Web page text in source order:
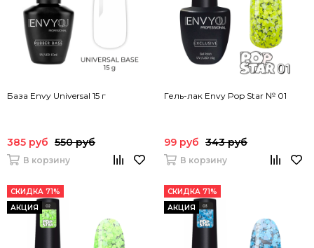
База Envy Universal 15 г
385 руб 550 руб
В корзину
Гель-лак Envy Pop Star № 01
99 руб 343 руб
В корзину
СКИДКА 71%
АКЦИЯ
СКИДКА 71%
АКЦИЯ